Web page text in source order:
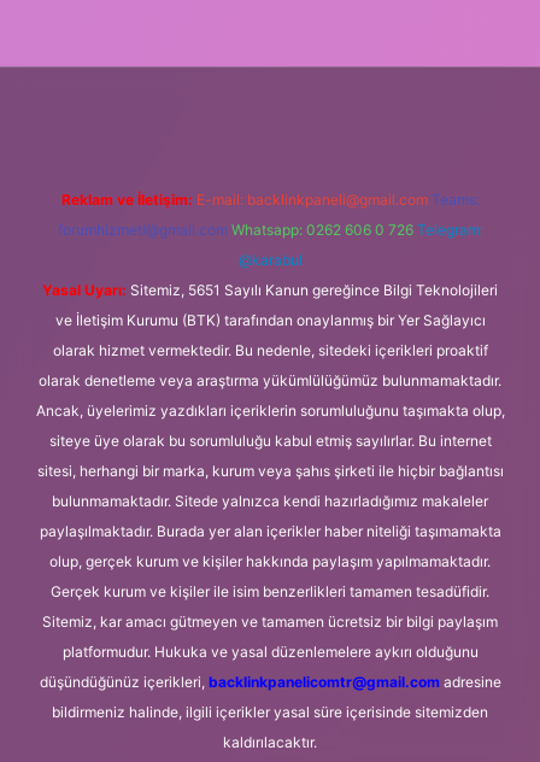
Reklam ve İletişim: E-mail: backlinkpaneli@gmail.com Teams:
forumhizmeti@gmail.com Whatsapp: 0262 606 0 726 Telegram:
@karabul
Yasal Uyarı: Sitemiz, 5651 Sayılı Kanun gereğince Bilgi Teknolojileri
ve İletişim Kurumu (BTK) tarafından onaylanmış bir Yer Sağlayıcı
olarak hizmet vermektedir. Bu nedenle, sitedeki içerikleri proaktif
olarak denetleme veya araştırma yükümlülüğümüz bulunmamaktadır.
Ancak, üyelerimiz yazdıkları içeriklerin sorumluluğunu taşımakta olup,
siteye üye olarak bu sorumluluğu kabul etmiş sayılırlar. Bu internet
sitesi, herhangi bir marka, kurum veya şahıs şirketi ile hiçbir bağlantısı
bulunmamaktadır. Sitede yalnızca kendi hazırladığımız makaleler
paylaşılmaktadır. Burada yer alan içerikler haber niteliği taşımamakta
olup, gerçek kurum ve kişiler hakkında paylaşım yapılmamaktadır.
Gerçek kurum ve kişiler ile isim benzerlikleri tamamen tesadüfidir.
Sitemiz, kar amacı gütmeyen ve tamamen ücretsiz bir bilgi paylaşım
platformudur. Hukuka ve yasal düzenlemelere aykırı olduğunu
düşündüğünüz içerikleri, backlinkpanelicomtr@gmail.comadresine
bildirmeniz halinde, ilgili içerikler yasal süre içerisinde sitemizden
kaldırılacaktır.